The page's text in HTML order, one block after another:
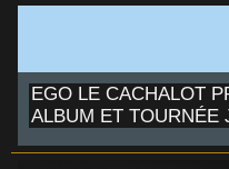
EGO LE CACHALOT
ALBUM ET TOURNÉE